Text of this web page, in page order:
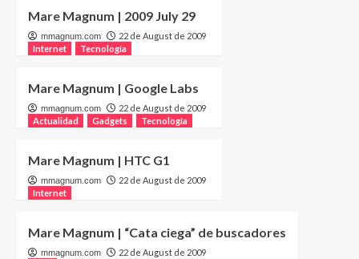
Mare Magnum | 2009 July 29
mmagnum.com
22 de August de 2009
Internet
Tecnología
Mare Magnum | Google Labs
mmagnum.com
22 de August de 2009
Actualidad
Gadgets Tecnología
Mare Magnum | HTC G1
mmagnum.com
22 de August de 2009
Internet
Mare Magnum | “Cata ciega” de buscadores
mmagnum.com
22 de August de 2009